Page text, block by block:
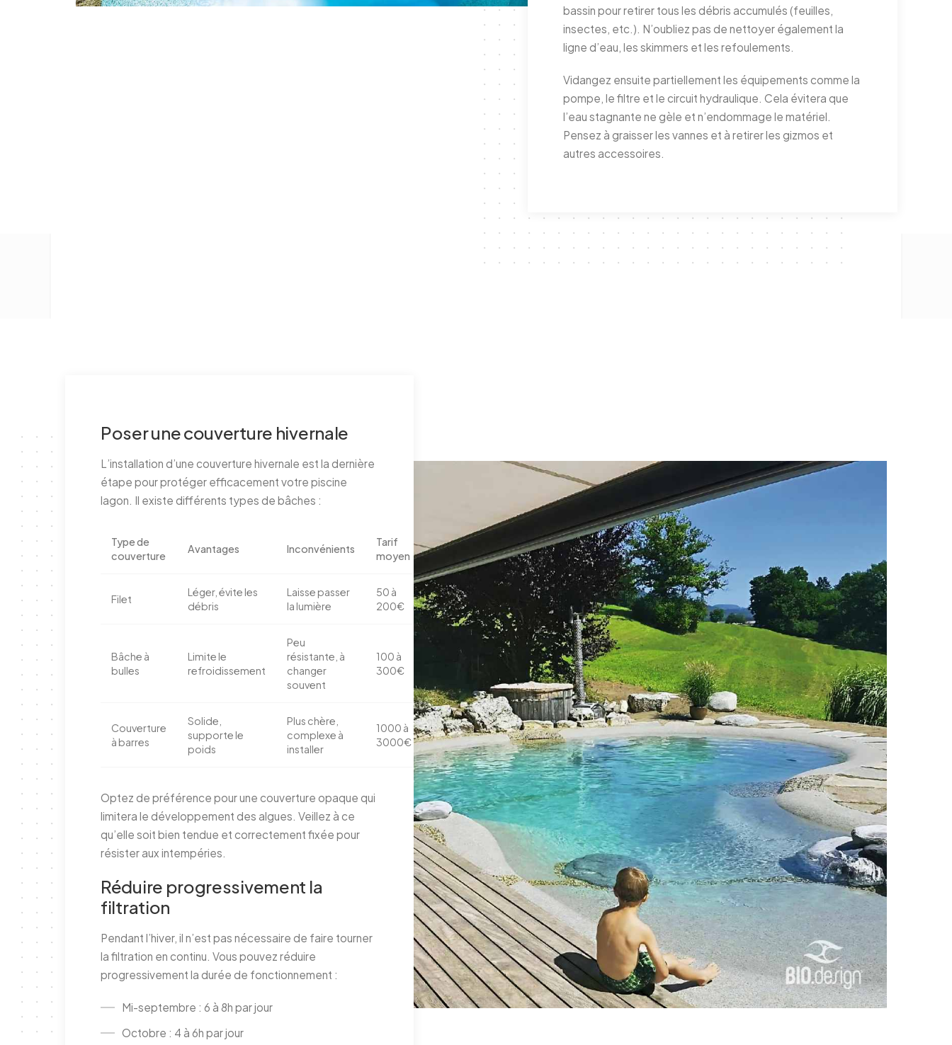
bassin pour retirer tous les débris accumulés (feuilles,
insectes, etc.). N’oubliez pas de nettoyer également la
ligne d’eau, les skimmers et les refoulements.
Vidangez ensuite partiellement les équipements comme la
pompe, le filtre et le circuit hydraulique. Cela évitera que
l’eau stagnante ne gèle et n’endommage le matériel.
Pensez à graisser les vannes et à retirer les gizmos et
autres accessoires.
Poser une couverture hivernale
L’installation d’une couverture hivernale est la dernière
étape pour protéger efficacement votre piscine
lagon. Il existe différents types de bâches :
Type de
couverture
Avantages Inconvénients
Tarif
moyen
Filet
Léger, évite les
débris
Laisse passer
la lumière
50 à
200€
Bâche à
bulles
Limite le
refroidissement
Peu
résistante, à
changer
souvent
100 à
300€
Couverture
à barres
Solide,
supporte le
poids
Plus chère,
complexe à
installer
1000 à
3000€
Optez de préférence pour une couverture opaque qui
limitera le développement des algues. Veillez à ce
qu’elle soit bien tendue et correctement fixée pour
résister aux intempéries.
Réduire progressivement la
filtration
Pendant l’hiver, il n’est pas nécessaire de faire tourner
la filtration en continu. Vous pouvez réduire
progressivement la durée de fonctionnement :
Mi-septembre : 6 à 8h par jour
Octobre : 4 à 6h par jour